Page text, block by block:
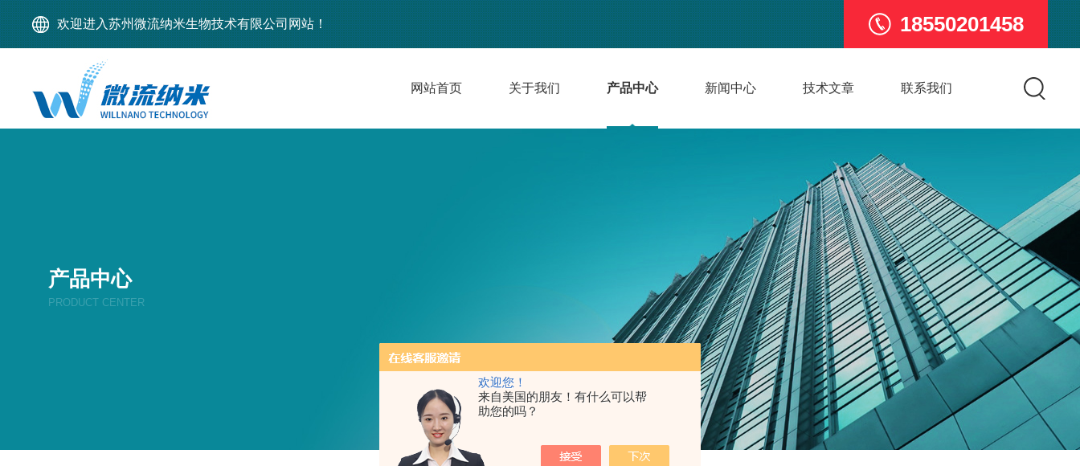
欢迎您！
来自美国的朋友！有什么可以帮
助您的吗？
欢迎进入苏州微流纳米生物技术有限公司网站！ 18550201458
网站首页 关于我们 产品中心 新闻中心 技术文章 联系我们
产品中心
PRODUCT CENTER